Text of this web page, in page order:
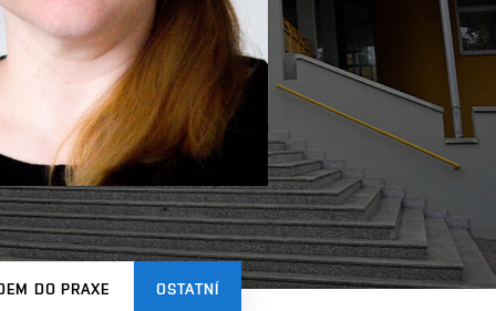
DO PRAXE OSTATNÍ